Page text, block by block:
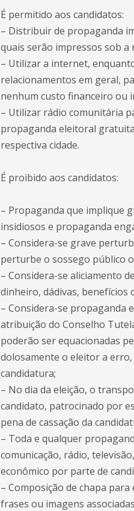
É permitido aos candidatos:
– Distribuir de propaganda
quais serão impressos sob a
– Utilizar a internet,
relacionamentos em geral,
nenhum custo financeiro ou
– Utilizar rádio comunitária
propaganda eleitoral
respectiva cidade.
É proibido aos candidatos:
– Propaganda que implique
insidiosos e propaganda
– Considera-se grave
perturbe o sossego público
– Considera-se aliciamento
dinheiro, dádivas, benefícios
– Considera-se propaganda
atribuição do Conselho
poderão ser equacionadas
dolosamente o eleitor a
candidatura;
– No dia da eleição, o
candidato, patrocinado por
pena de cassação da
– Toda e qualquer
comunicação, rádio,
econômico por parte de
– Composição de chapa
frases ou imagens